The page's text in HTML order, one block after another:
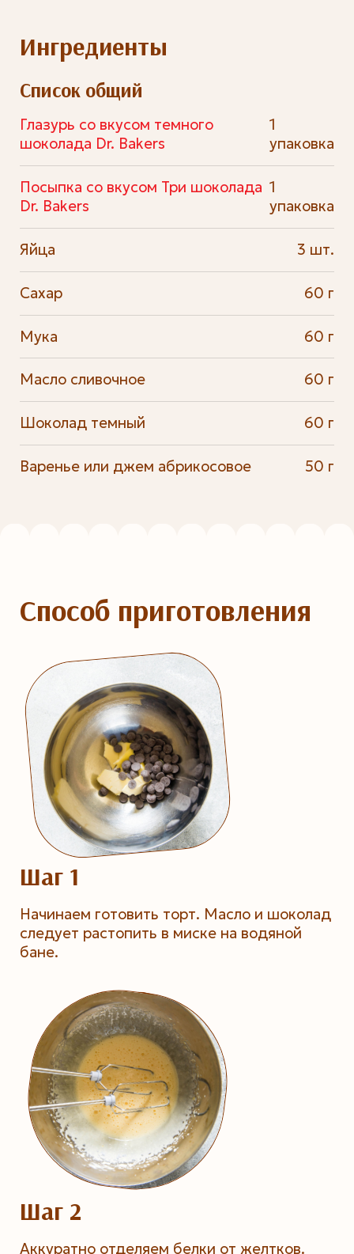
Ингредиенты
Список общий
Глазурь со вкусом темного
шоколада Dr. Bakers
1
упаковка
Посыпка со вкусом Три шоколада
Dr. Bakers
1
упаковка
Яйца 3 шт.
Сахар 60 г
Мука 60 г
Масло сливочное 60 г
Шоколад темный 60 г
Варенье или джем абрикосовое 50 г
Способ приготовления
Шаг 1
Начинаем готовить торт. Масло и шоколад
следует растопить в миске на водяной
бане.
Шаг 2
Аккуратно отделяем белки от желтков.